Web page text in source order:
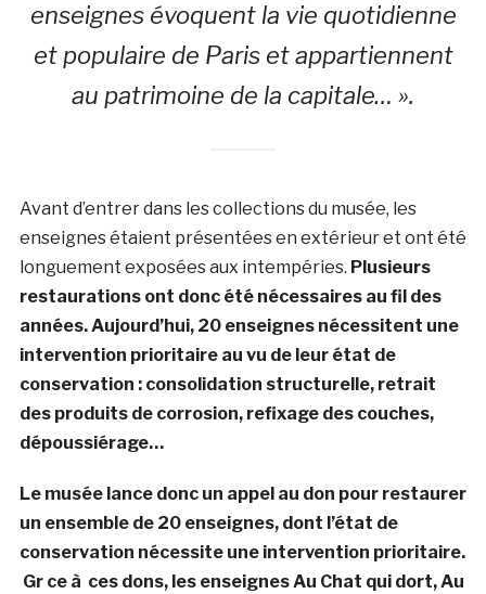
enseignes évoquent la vie quotidienne
et populaire de Paris et appartiennent
au patrimoine de la capitale… ».
Avant d’entrer dans les collections du musée, les
enseignes étaient présentées en extérieur et ont été
longuement exposées aux intempéries. Plusieurs
restaurations ont donc été nécessaires au fil des
années. Aujourd’hui, 20 enseignes nécessitent une
intervention prioritaire au vu de leur état de
conservation : consolidation structurelle, retrait
des produits de corrosion, refixage des couches,
dépoussiérage…
Le musée lance donc un appel au don pour restaurer
un ensemble de 20 enseignes, dont l’état de
conservation nécessite une intervention prioritaire.
Gr ce à ces dons, les enseignes Au Chat qui dort, Au